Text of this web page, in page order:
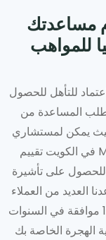
مساعدتك
للمواهب
للتأهل للحصول
المساعدة من
يمكن لمستشاري
الهجرة الأسترالي المعتمدين من قبل MARA في الكويت تقييم
على تأشيرة
أسترالية 858. لقد ساعدنا العديد من العملاء
في الحصول على التأشيرات وأكثر من 10000 موافقة في السنوات
الهجرة الخاصة بك